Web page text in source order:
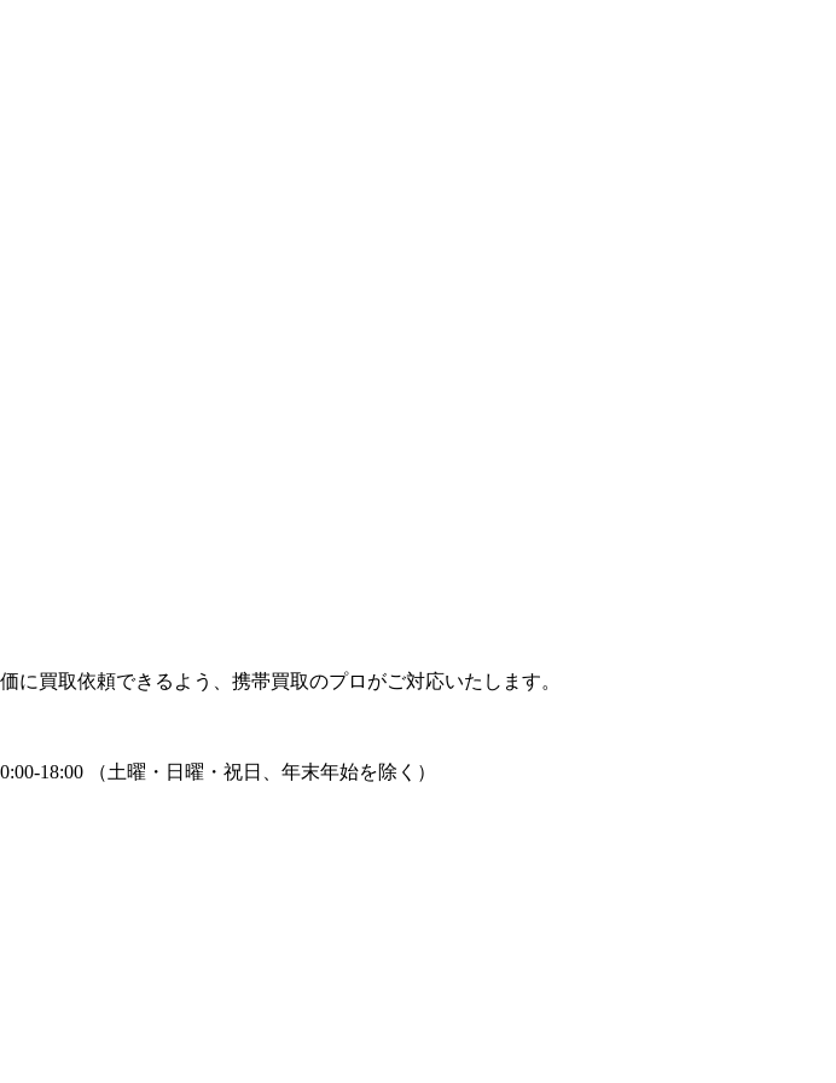
買取依頼できるよう、携帯買取のプロがご対応いたします。
18:00 （土曜・日曜・祝日、年末年始を除く）